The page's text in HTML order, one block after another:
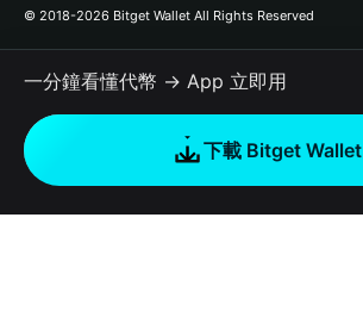
RWA
如何購買加密貨幣
Polygon
© 2018-2026 Bitget Wallet All Rights Reserved
一分鐘看懂代幣 → App 立即用
下載 Bitget Wallet